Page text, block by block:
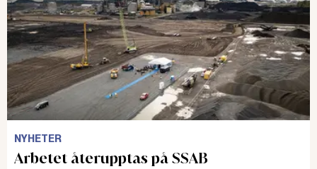
NYHETER
Arbetet återupptas på SSAB